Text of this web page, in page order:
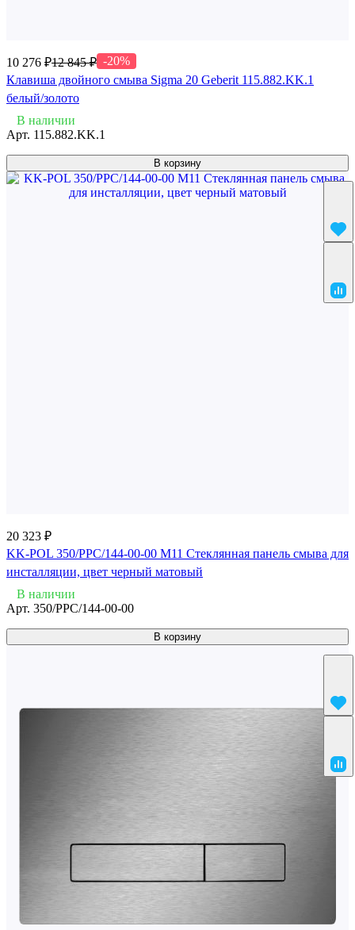
10 276 ₽12 845 ₽ -20%
Клавиша двойного смыва Sigma 20 Geberit 115.882.KK.1
белый/золото
В наличии
Арт. 115.882.KK.1
В корзину
20 323 ₽
KK-POL 350/PPC/144-00-00 M11 Стеклянная панель смыва для
инсталляции, цвет черный матовый
В наличии
Арт. 350/PPC/144-00-00
В корзину